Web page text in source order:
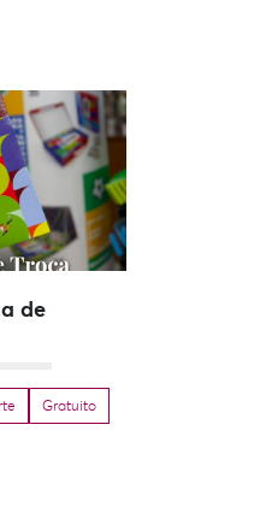
de
Gratuito